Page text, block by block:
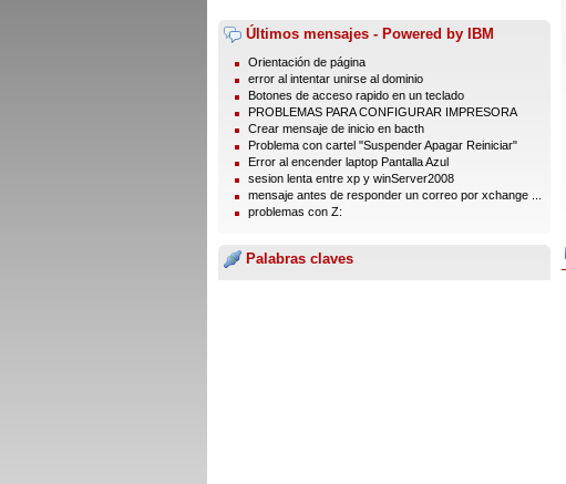
Últimos mensajes - Powered by IBM
Orientación de página
error al intentar unirse al dominio
Botones de acceso rapido en un teclado
PROBLEMAS PARA CONFIGURAR IMPRESORA
Crear mensaje de inicio en bacth
Problema con cartel "Suspender Apagar Reiniciar"
Error al encender laptop Pantalla Azul
sesion lenta entre xp y winServer2008
mensaje antes de responder un correo por xchange ...
problemas con Z:
Palabras claves